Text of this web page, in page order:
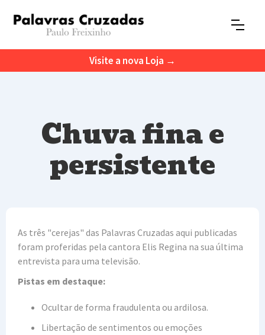
Visite a nova Loja →
Chuva fina e
persistente
As três "cerejas" das Palavras Cruzadas aqui publicadas
foram proferidas pela cantora Elis Regina na sua última
entrevista para uma televisão.
Pistas em destaque:
Ocultar de forma fraudulenta ou ardilosa.
Libertação de sentimentos ou emoções